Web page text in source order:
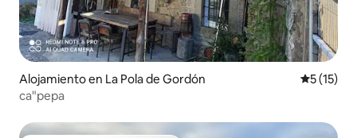
Alojamiento en La Pola de Gordón
5 (15)
ca"pepa